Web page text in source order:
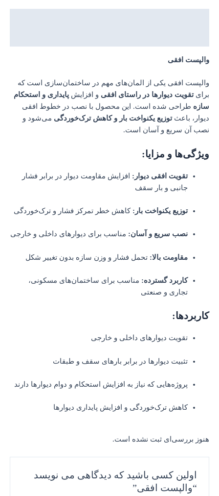
والپست افقی
والپست افقی یکی از المان‌های مهم در ساختمان‌سازی است که
برایتقویت دیوارها در راستای افقی و افزایش پایداری و استحکام
سازه طراحی شده است. این محصول با نصب در خطوط افقی
دیوار، باعثتوزیع یکنواخت بار و کاهش ترک‌خوردگی می‌شود و
نصب آن سریع و آسان است.
ویژگی‌ها و مزایا:
تقویت افقی دیوار: افزایش مقاومت دیوار در برابر فشار
جانبی و بار سقف
توزیع یکنواخت بار: کاهش خطر تمرکز فشار و ترک‌خوردگی
نصب سریع و آسان: مناسب برای دیوارهای داخلی و خارجی
مقاومت بالا: تحمل فشار و وزن سازه بدون تغییر شکل
کاربرد گسترده: مناسب برای ساختمان‌های مسکونی،
تجاری و صنعتی
کاربردها:
تقویت دیوارهای داخلی و خارجی
تثبیت دیوارها در برابر بارهای سقف و طبقات
پروژه‌هایی که نیاز به افزایش استحکام و دوام دیوارها دارند
کاهش ترک‌خوردگی و افزایش پایداری دیوارها
هنوز بررسی‌ای ثبت نشده است.
اولین کسی باشید که دیدگاهی می نویسد
“والپست افقی”